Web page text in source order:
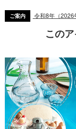
ご案内 令和8年（2026
この